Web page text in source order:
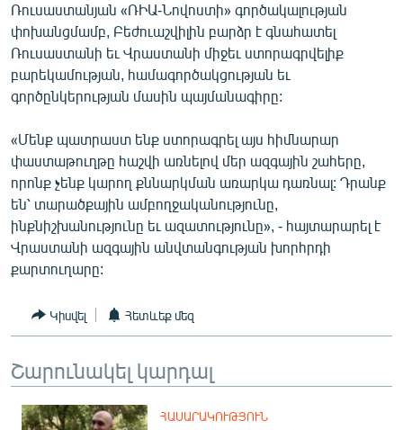
ՏՏ ԵՒ ԻՆՏԵՐՆԵՏ
ԿՈՐՈՆԱՎԻՐՈՒՍ
ԱՐԽԻՎ
ՏԵՍԱՆՅՈՒԹԵՐ
ԲԱՆԱՎԵՃ
ՁԳՏԵԼՈՎ ԼԱՎԱԳՈՒՅՆԻՆ
ՓՈԴՔԱՍԹ
Հայերեն
Русский
ՀԵՏԵՎԵՔ ՄԵԶ
Ռուսաստանյան «ՌԻԱ-Նովոստի» գործակալության
փոխանցմամբ, Բեժուաշվիլին բարձր է գնահատել
Ռուսաստանի եւ Վրաստանի միջեւ ստորագրվելիք
բարեկամության, համագործակցության եւ
գործընկերության մասին պայմանագիրը:
«Մենք պատրաստ ենք ստորագրել այս հիմնարար
փաստաթուղթը հաշվի առնելով մեր ազգային շահերը,
որոնք չենք կարող քննարկման առարկա դառնալ: Դրանք
են՝ տարածքային ամբողջականությունը,
ինքնիշխանությունը եւ ազատությունը», - հայտարարել է
Վրաստանի ազգային անվտանգության խորհրդի
քարտուղարը:
Կիսվել Հետևեք մեզ
Շարունակել կարդալ
ՀԱՍԱՐԱԿՈՒԹՅՈՒՆ